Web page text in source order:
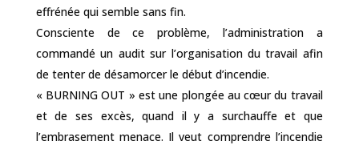
effrénée qui semble sans fin.
Consciente de ce problème, l’administration a
commandé un audit sur l’organisation du travail afin
de tenter de désamorcer le début d’incendie.
« BURNING OUT » est une plongée au cœur du travail
et de ses excès, quand il y a surchauffe et que
l’embrasement menace. Il veut comprendre l’incendie